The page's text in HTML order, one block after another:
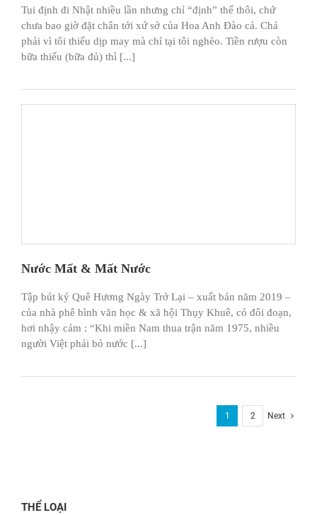
Tui định đi Nhật nhiều lần nhưng chỉ “định” thế thôi, chứ
chưa bao giờ đặt chân tới xứ sở của Hoa Anh Đào cả. Chả
phải vì tôi thiếu dịp may mà chỉ tại tôi nghèo. Tiền rượu còn
bữa thiếu (bữa đủ) thì [...]
Nước Mất & Mất Nước
Tập bút ký Quê Hương Ngày Trở Lại – xuất bản năm 2019 –
của nhà phê bình văn học & xã hội Thụy Khuê, có đôi đoạn,
hơi nhậy cảm : “Khi miền Nam thua trận năm 1975, nhiều
người Việt phải bỏ nước [...]
1 2 Next
THỂ LOẠI